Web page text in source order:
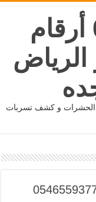
0582844035 أرقام
الرياض
الحشرات و كشف تسربات